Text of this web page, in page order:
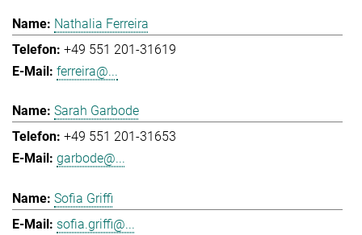
Nathalia Ferreira
+49 551 201-31619
ferreira@...
Sarah Garbode
+49 551 201-31653
garbode@...
Sofia Griffi
sofia.griffi@...